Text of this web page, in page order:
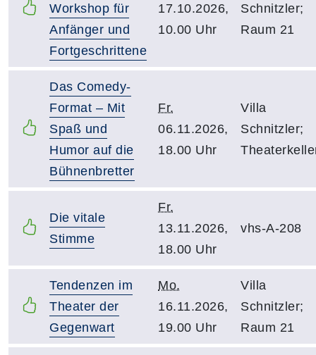
Workshop für
Anfänger und
Fortgeschrittene
17.10.2026,
10.00 Uhr
Schnitzler;
Raum 21
Das Comedy-
Format – Mit
Spaß und
Humor auf die
Bühnenbretter
Fr.
06.11.2026,
18.00 Uhr
Villa
Schnitzler;
Die vitale
Stimme
Fr.
13.11.2026,
18.00 Uhr
vhs-A-208
Tendenzen im
Theater der
Gegenwart
Mo.
16.11.2026,
19.00 Uhr
Villa
Schnitzler;
Raum 21